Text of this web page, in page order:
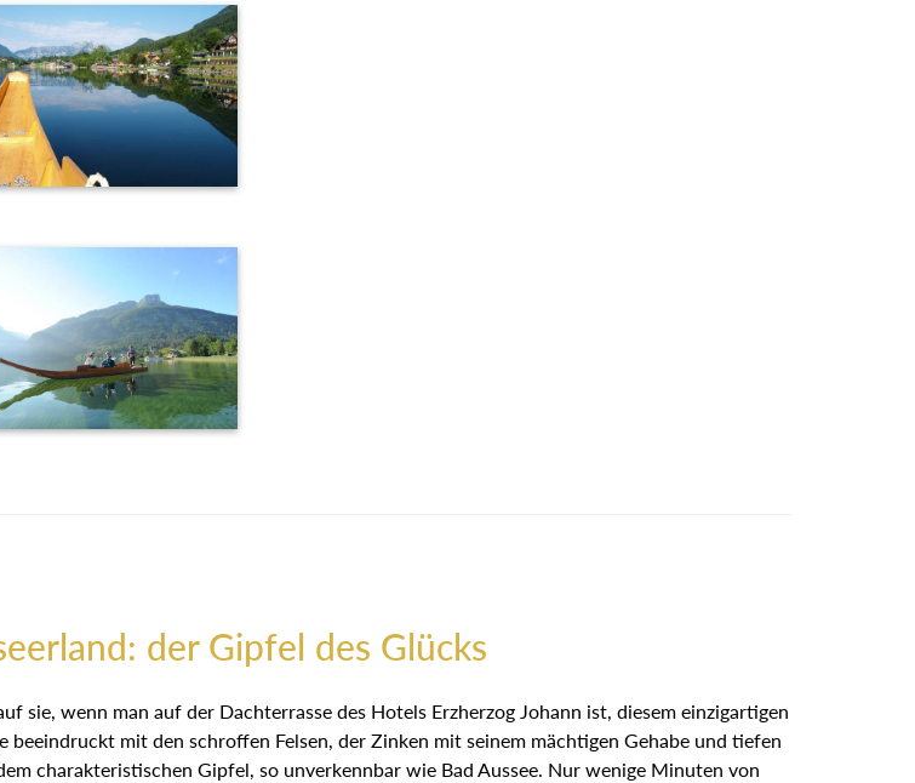
der Gipfel des Glücks
sie, wenn man auf der Dachterrasse des Hotels Erzherzog Johann ist, diesem einzigartigen
beeindruckt mit den schroffen Felsen, der Zinken mit seinem mächtigen Gehabe und tiefen
charakteristischen Gipfel, so unverkennbar wie Bad Aussee. Nur wenige Minuten von